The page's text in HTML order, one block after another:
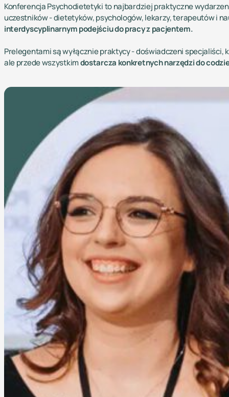
Konferencja Psychodietetyki to najbardziej praktyczne
uczestników - dietetyków, psychologów, lekarzy, terapeutów i
interdyscyplinarnym podejściu do pracy z pacjentem.
Prelegentami są wyłącznie praktycy - doświadczeni
ale przede wszystkimdostarcza konkretnych narzędzi do